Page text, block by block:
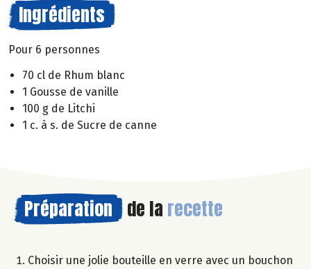
Ingrédients
Pour 6 personnes
70 cl de Rhum blanc
1 Gousse de vanille
100 g de Litchi
1 c. à s. de Sucre de canne
Préparation de la recette
Choisir une jolie bouteille en verre avec un bouchon